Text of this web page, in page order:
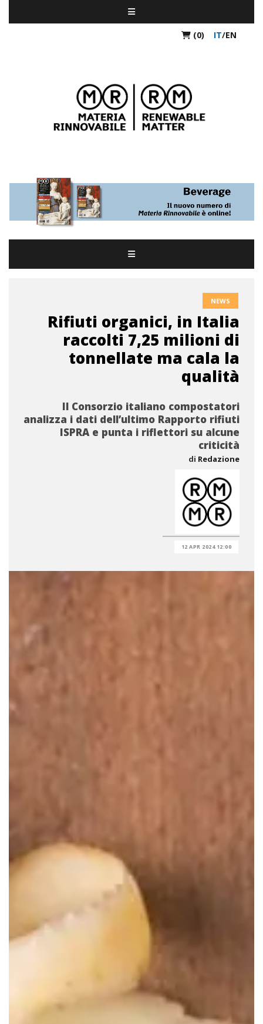
(0) IT/EN
NEWS
Rifiuti organici, in Italia
raccolti 7,25 milioni di
tonnellate ma cala la
qualità
Il Consorzio italiano compostatori
analizza i dati dell’ultimo Rapporto rifiuti
ISPRA e punta i riflettori su alcune
criticità
di Redazione
12 APR 2024 12:00